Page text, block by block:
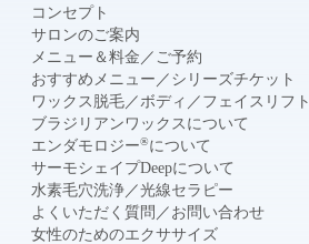
コンセプト
サロンのご案内
メニュー＆料金 ／ ご予約
おすすめメニュー ／ シリーズチケット
ワックス脱毛 ／ ボディ ／ フェイスリフト
ブラジリアンワックスについて
エンダモロジー®について
サーモシェイプDeepについて
水素毛穴洗浄 ／光線セラピー
よくいただく質問 ／ お問い合わせ
女性のためのエクササイズ